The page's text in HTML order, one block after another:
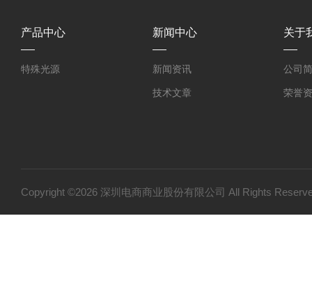
产品中心
特殊光源
新闻中心
新闻资讯
技术文章
关于
公司
荣誉
Copyright ©2026 深圳电商商业股份有限公司 All Rights